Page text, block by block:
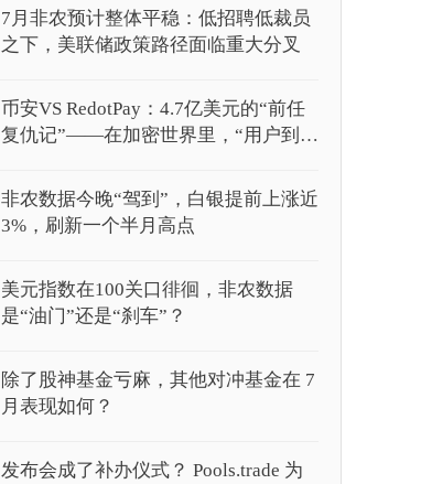
7月非农预计整体平稳：低招聘低裁员
之下，美联储政策路径面临重大分叉
币安VS RedotPay：4.7亿美元的“前任
复仇记”——在加密世界里，“用户到底
非农数据今晚“驾到”，白银提前上涨近
3%，刷新一个半月高点
美元指数在100关口徘徊，非农数据
是“油门”还是“刹车”？
除了股神基金亏麻，其他对冲基金在 7
月表现如何？
发布会成了补办仪式？ Pools.trade 为